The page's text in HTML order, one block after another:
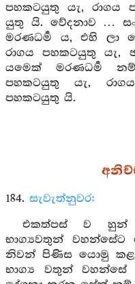
පහකටයුතු යැ, රාගය
යුතු යි. වේදනාව …
මරණධර්‍ම ය, එහි ලා
රාගය පහකටයුතු යැ,
යමෙක් මරණධර්‍ම
පහකටයුතු යැ,
පහකටයුතු යි.
184. සැවැත්නුවර:
එකත්පස් ව
භාග්‍යවතුන්
නිවන් පිණිස යොමු කළ
භාග්‍ය වතුන්